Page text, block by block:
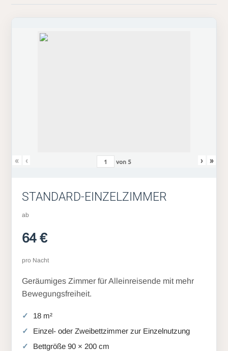
« ‹ von 5 › »
STANDARD-EINZELZIMMER
ab
64 €
pro Nacht
Geräumiges Zimmer für Alleinreisende mit mehr
Bewegungsfreiheit.
18 m²
Einzel- oder Zweibettzimmer zur Einzelnutzung
Bettgröße 90 × 200 cm